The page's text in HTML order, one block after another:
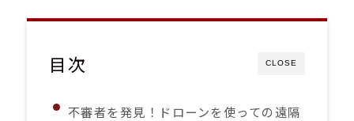
CLOSE
目次
不審者を発見！ドローンを使っての遠隔